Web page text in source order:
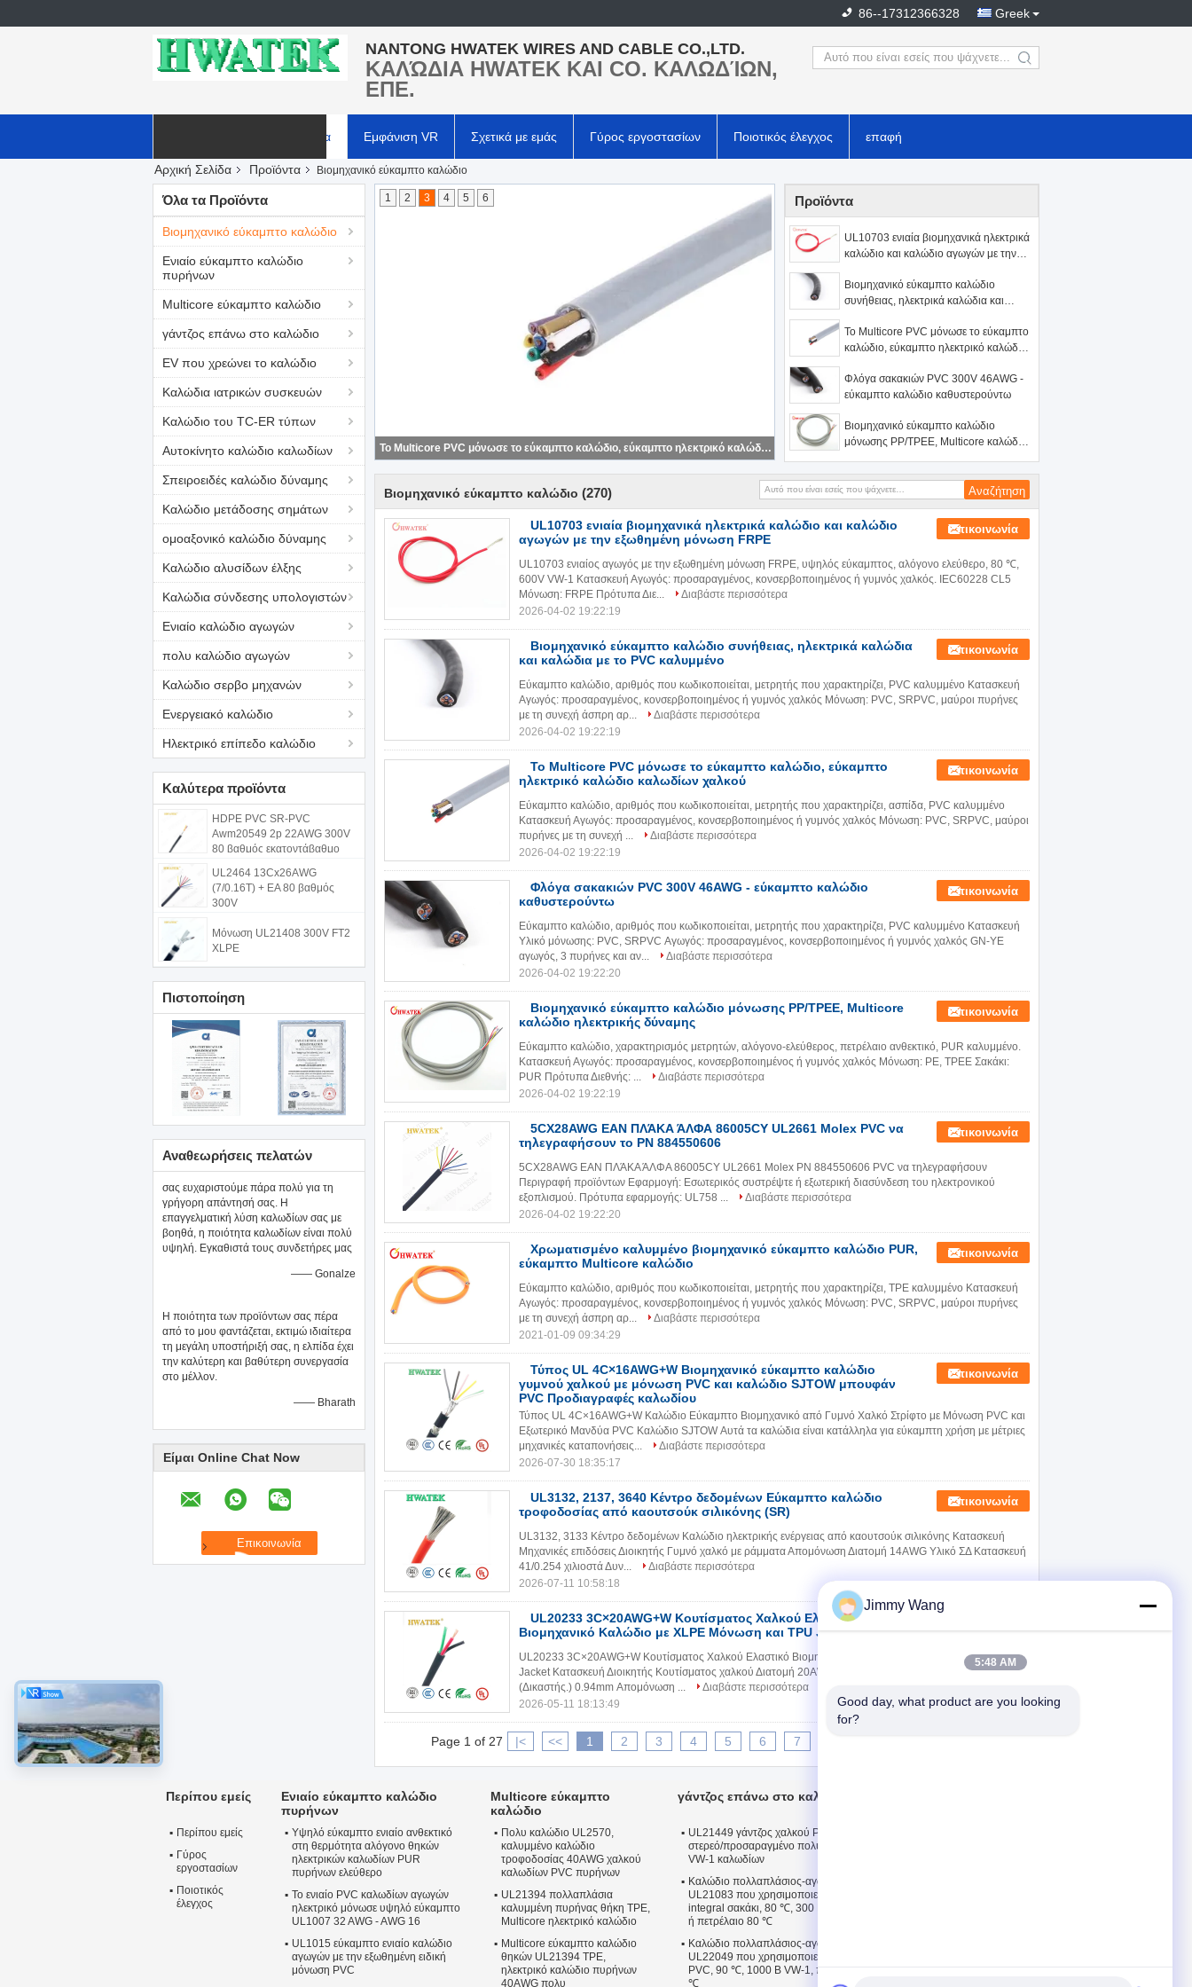
Greek
86--17312366328
NANTONG HWATEK WIRES AND CABLE CO.,LTD.
ΚΑΛΏΔΙΑ HWATEK ΚΑΙ CO. ΚΑΛΩΔΊΩΝ,
ΕΠΕ.
search
Προϊόντα Εμφάνιση VR Σχετικά με εμάς Γύρος εργοστασίων Ποιοτικός έλεγχος επαφή
Ζητήστε ένα απόσπασμα
Αρχική Σελίδα Προϊόντα Βιομηχανικό εύκαμπτο καλώδιο
Όλα τα Προϊόντα
Βιομηχανικό εύκαμπτο καλώδιο
Ενιαίο εύκαμπτο καλώδιο
πυρήνων
Multicore εύκαμπτο καλώδιο
γάντζος επάνω στο καλώδιο
EV που χρεώνει το καλώδιο
Καλώδια ιατρικών συσκευών
Καλώδιο του TC-ER τύπων
Αυτοκίνητο καλώδιο καλωδίων
Σπειροειδές καλώδιο δύναμης
Καλώδιο μετάδοσης σημάτων
ομοαξονικό καλώδιο δύναμης
Καλώδιο αλυσίδων έλξης
Καλώδια σύνδεσης υπολογιστών
Ενιαίο καλώδιο αγωγών
πολυ καλώδιο αγωγών
Καλώδιο σερβο μηχανών
Ενεργειακό καλώδιο
Ηλεκτρικό επίπεδο καλώδιο
Καλύτερα προϊόντα
HDPE PVC SR-PVC
Awm20549 2p 22AWG 300V
80 βαθμός εκατοντάβαθμο
UL2464 13Cx26AWG
(7/0.16T) + EA 80 βαθμός
300V
Μόνωση UL21408 300V FT2
XLPE
Πιστοποίηση
Αναθεωρήσεις πελατών
σας ευχαριστούμε πάρα πολύ για τη
γρήγορη απάντησή σας. Η
επαγγελματική λύση καλωδίων σας με
βοηθά, η ποιότητα καλωδίων είναι πολύ
υψηλή. Εγκαθιστά τους συνδετήρες μας
—— Gonalze
Η ποιότητα των προϊόντων σας πέρα
από το μου φαντάζεται, εκτιμώ ιδιαίτερα
τη μεγάλη υποστήριξή σας, η ελπίδα έχει
την καλύτερη και βαθύτερη συνεργασία
στο μέλλον.
—— Bharath
Είμαι Online Chat Now
Φλόγα σακακιών PVC 300V 46AWG - εύκαμπτο καλώδιο καθυστερούντω
1 2 3 4 5 6 Προϊόντα
UL10703 ενιαία βιομηχανικά ηλεκτρικά
καλώδιο και καλώδιο αγωγών με την
Βιομηχανικό εύκαμπτο καλώδιο
συνήθειας, ηλεκτρικά καλώδια και
Το Multicore PVC μόνωσε το εύκαμπτο
καλώδιο, εύκαμπτο ηλεκτρικό καλώδιο
Φλόγα σακακιών PVC 300V 46AWG -
εύκαμπτο καλώδιο καθυστερούντω
Βιομηχανικό εύκαμπτο καλώδιο
μόνωσης PP/TPEE, Multicore καλώδιο
Βιομηχανικό εύκαμπτο καλώδιο (270)
UL10703 ενιαία βιομηχανικά ηλεκτρικά καλώδιο και καλώδιο
αγωγών με την εξωθημένη μόνωση FRPE
Επικοινωνία
UL10703 ενιαίος αγωγός με την εξωθημένη μόνωση FRPE, υψηλός εύκαμπτος, αλόγονο ελεύθερο, 80 ℃,
600V VW-1 Κατασκευή Αγωγός: προσαραγμένος, κονσερβοποιημένος ή γυμνός χαλκός. IEC60228 CL5
Μόνωση: FRPE Πρότυπα Διε...
Διαβάστε περισσότερα
2026-04-02 19:22:19
Βιομηχανικό εύκαμπτο καλώδιο συνήθειας, ηλεκτρικά καλώδια
και καλώδια με το PVC καλυμμένο
Επικοινωνία
Εύκαμπτο καλώδιο, αριθμός που κωδικοποιείται, μετρητής που χαρακτηρίζει, PVC καλυμμένο Κατασκευή
Αγωγός: προσαραγμένος, κονσερβοποιημένος ή γυμνός χαλκός Μόνωση: PVC, SRPVC, μαύροι πυρήνες
με τη συνεχή άσπρη αρ...
Διαβάστε περισσότερα
2026-04-02 19:22:19
Το Multicore PVC μόνωσε το εύκαμπτο καλώδιο, εύκαμπτο
ηλεκτρικό καλώδιο καλωδίων χαλκού
Επικοινωνία
Εύκαμπτο καλώδιο, αριθμός που κωδικοποιείται, μετρητής που χαρακτηρίζει, ασπίδα, PVC καλυμμένο
Κατασκευή Αγωγός: προσαραγμένος, κονσερβοποιημένος ή γυμνός χαλκός Μόνωση: PVC, SRPVC, μαύροι
πυρήνες με τη συνεχή ...
Διαβάστε περισσότερα
2026-04-02 19:22:19
Φλόγα σακακιών PVC 300V 46AWG - εύκαμπτο καλώδιο
καθυστερούντω
Επικοινωνία
Εύκαμπτο καλώδιο, αριθμός που κωδικοποιείται, μετρητής που χαρακτηρίζει, PVC καλυμμένο Κατασκευή
Υλικό μόνωσης: PVC, SRPVC Αγωγός: προσαραγμένος, κονσερβοποιημένος ή γυμνός χαλκός GN-YE
αγωγός, 3 πυρήνες και αν...
Διαβάστε περισσότερα
2026-04-02 19:22:20
Βιομηχανικό εύκαμπτο καλώδιο μόνωσης PP/TPEE, Multicore
καλώδιο ηλεκτρικής δύναμης
Επικοινωνία
Εύκαμπτο καλώδιο, χαρακτηρισμός μετρητών, αλόγονο-ελεύθερος, πετρέλαιο ανθεκτικό, PUR καλυμμένο.
Κατασκευή Αγωγός: προσαραγμένος, κονσερβοποιημένος ή γυμνός χαλκός Μόνωση: PE, TPEE Σακάκι:
PUR Πρότυπα Διεθνής: ...
Διαβάστε περισσότερα
2026-04-02 19:22:19
5CX28AWG ΕΑΝ ΠΛΆΚΑ ΆΛΦΑ 86005CY UL2661 Molex PVC να
τηλεγραφήσουν το PN 884550606
Επικοινωνία
5CX28AWG ΕΑΝ ΠΛΆΚΑ ΆΛΦΑ 86005CY UL2661 Molex PN 884550606 PVC να τηλεγραφήσουν
Περιγραφή προϊόντων Εφαρμογή: Εσωτερικός συστρέψτε ή εξωτερική διασύνδεση του ηλεκτρονικού
εξοπλισμού. Πρότυπα εφαρμογής: UL758 ...
Διαβάστε περισσότερα
2026-04-02 19:22:20
Χρωματισμένο καλυμμένο βιομηχανικό εύκαμπτο καλώδιο PUR,
εύκαμπτο Multicore καλώδιο
Επικοινωνία
Εύκαμπτο καλώδιο, αριθμός που κωδικοποιείται, μετρητής που χαρακτηρίζει, TPE καλυμμένο Κατασκευή
Αγωγός: προσαραγμένος, κονσερβοποιημένος ή γυμνός χαλκός Μόνωση: PVC, SRPVC, μαύροι πυρήνες
με τη συνεχή άσπρη αρ...
Διαβάστε περισσότερα
2021-01-09 09:34:29
Τύπος UL 4C×16AWG+W Βιομηχανικό εύκαμπτο καλώδιο
γυμνού χαλκού με μόνωση PVC και καλώδιο SJTOW μπουφάν
PVC Προδιαγραφές καλωδίου
Επικοινωνία
Τύπος UL 4C×16AWG+W Καλώδιο Εύκαμπτο Βιομηχανικό από Γυμνό Χαλκό Στρίφτο με Μόνωση PVC και
Εξωτερικό Μανδύα PVC Καλώδιο SJTOW Αυτά τα καλώδια είναι κατάλληλα για εύκαμπτη χρήση με μέτριες
μηχανικές καταπονήσεις...
Διαβάστε περισσότερα
2026-07-30 18:35:17
UL3132, 2137, 3640 Κέντρο δεδομένων Εύκαμπτο καλώδιο
τροφοδοσίας από καουτσούκ σιλικόνης (SR)
Επικοινωνία
UL3132, 3133 Κέντρο δεδομένων Καλώδιο ηλεκτρικής ενέργειας από καουτσούκ σιλικόνης Κατασκευή
Μηχανικές επιδόσεις Διοικητής Γυμνό χαλκό με ράμματα Απομόνωση Διατομή 14AWG Υλικό ΣΔ Κατασκευή
41/0.254 χιλιοστά Δυν...
Διαβάστε περισσότερα
2026-07-11 10:58:18
UL20233 3C×20AWG+W Κουτίσματος Χαλκού Ελαστικό
Βιομηχανικό Καλώδιο με XLPE Μόνωση και TPU Jacket
UL20233 3C×20AWG+W Κουτίσματος Χαλκού Ελαστικό Βιομηχανικό Καλώδιο με XLPE Μόνωση TPU
Jacket Κατασκευή Διοικητής Κουτίσματος χαλκού Διατομή 20AWG Κατασκευή 26/0.16mm Στραντ Ντάια.
(Δικαστής.) 0.94mm Απομόνωση ...
Διαβάστε περισσότερα
2026-05-11 18:13:49
Page 1 of 27 |< << 1 2 3 4 5 6 7
Περίπου εμείς
Περίπου εμείς
Γύρος
εργοστασίων
Ποιοτικός
έλεγχος
Ενιαίο εύκαμπτο καλώδιο
πυρήνων
Υψηλό εύκαμπτο ενιαίο ανθεκτικό
στη θερμότητα αλόγονο θηκών
ηλεκτρικών καλωδίων PUR
πυρήνων ελεύθερο
Το ενιαίο PVC καλωδίων αγωγών
ηλεκτρικό μόνωσε υψηλό εύκαμπτο
UL1007 32 AWG - AWG 16
UL1015 εύκαμπτο ενιαίο καλώδιο
αγωγών με την εξωθημένη ειδική
μόνωση PVC
Multicore εύκαμπτο
καλώδιο
Πολυ καλώδιο UL2570,
καλυμμένο καλώδιο
τροφοδοσίας 40AWG χαλκού
καλωδίων PVC πυρήνων
UL21394 πολλαπλάσια
καλυμμένη πυρήνας θήκη TPE,
Multicore ηλεκτρικό καλώδιο
Multicore εύκαμπτο καλώδιο
θηκών UL21394 TPE,
ηλεκτρικό καλώδιο πυρήνων
40AWG πολυ
γάντζος επάνω στο καλώδιο
UL21449 γάντζος χαλκού PVC επάνω στο
στερεό/προσαραγμένο πολυ αγωγό 2000V
VW-1 καλωδίων
Καλώδιο πολλαπλάσιος-αγωγών
UL21083 που χρησιμοποιεί το non-
integral σακάκι, 80 ℃, 300 Β VW-1, 60 ℃
ή πετρέλαιο 80 ℃
Καλώδιο πολλαπλάσιος-αγωγών
UL22049 που χρησιμοποιεί το σακάκι
PVC, 90 ℃, 1000 Β VW-1, πετρέλαιο 60
℃
Jimmy Wang
5:48 AM
Good day, what product are you looking
for?